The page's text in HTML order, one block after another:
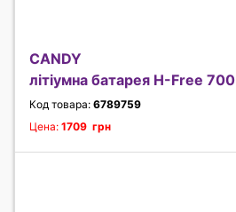
CANDY
літіумна батарея H-Free 700
Код товара: 6789759
Цена: 1709 грн